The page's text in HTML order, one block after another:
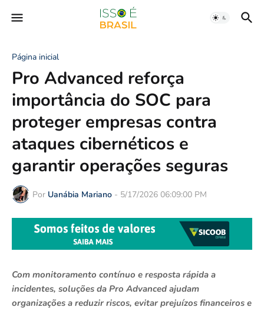
Página inicial
Pro Advanced reforça
importância do SOC para
proteger empresas contra
ataques cibernéticos e
garantir operações seguras
Por Uanábia Mariano - 5/17/2026 06:09:00 PM
Com monitoramento contínuo e resposta rápida a
incidentes, soluções da Pro Advanced ajudam
organizações a reduzir riscos, evitar prejuízos financeiros e